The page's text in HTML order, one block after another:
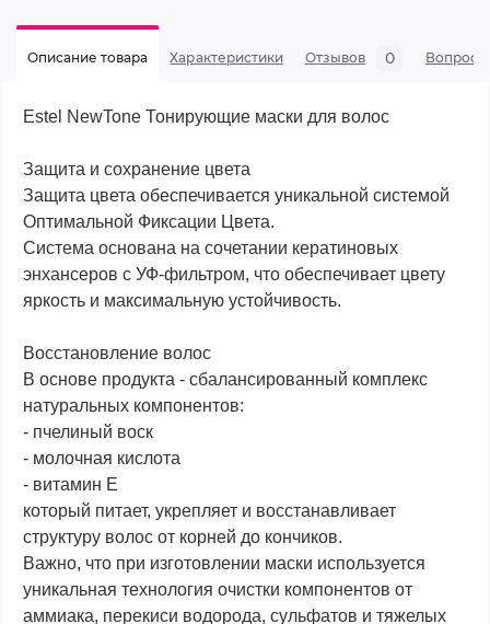
Описание товара Характеристики Отзывов 0 Вопросы
Estel NewTone Тонирующие маски для волос
Защита и сохранение цвета
Защита цвета обеспечивается уникальной системой
Оптимальной Фиксации Цвета.
Система основана на сочетании кератиновых
энхансеров с УФ-фильтром, что обеспечивает цвету
яркость и максимальную устойчивость.
Восстановление волос
В основе продукта - сбалансированный комплекс
натуральных компонентов:
- пчелиный воск
- молочная кислота
- витамин Е
который питает, укрепляет и восстанавливает
структуру волос от корней до кончиков.
Важно, что при изготовлении маски используется
уникальная технология очистки компонентов от
аммиака, перекиси водорода, сульфатов и тяжелых